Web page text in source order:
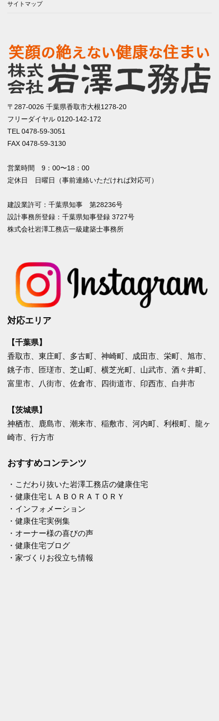
サイトマップ
〒287-0026 千葉県香取市大根1278-20
フリーダイヤル 0120-142-172
TEL 0478-59-3051
FAX 0478-59-3130
営業時間 9：00〜18：00
定休日 日曜日（事前連絡いただければ対応可）
建設業許可：千葉県知事 第28236号
設計事務所登録：千葉県知事登録 3727号
株式会社岩澤工務店一級建築士事務所
対応エリア
【千葉県】
香取市 、東庄町、多古町、神崎町、 成田市 、栄町、旭市、
銚子市、匝瑳市、芝山町、横芝光町、山武市、酒々井町、
富里市、八街市、佐倉市、四街道市、 印西市 、白井市
【茨城県】
神栖市 、鹿島市、潮来市、稲敷市、河内町、利根町、龍ヶ
崎市、行方市
おすすめコンテンツ
・こだわり抜いた岩澤工務店の健康住宅
・健康住宅ＬＡＢＯＲＡＴＯＲＹ
・インフォメーション
・健康住宅実例集
・オーナー様の喜びの声
・健康住宅ブログ
・家づくりお役立ち情報